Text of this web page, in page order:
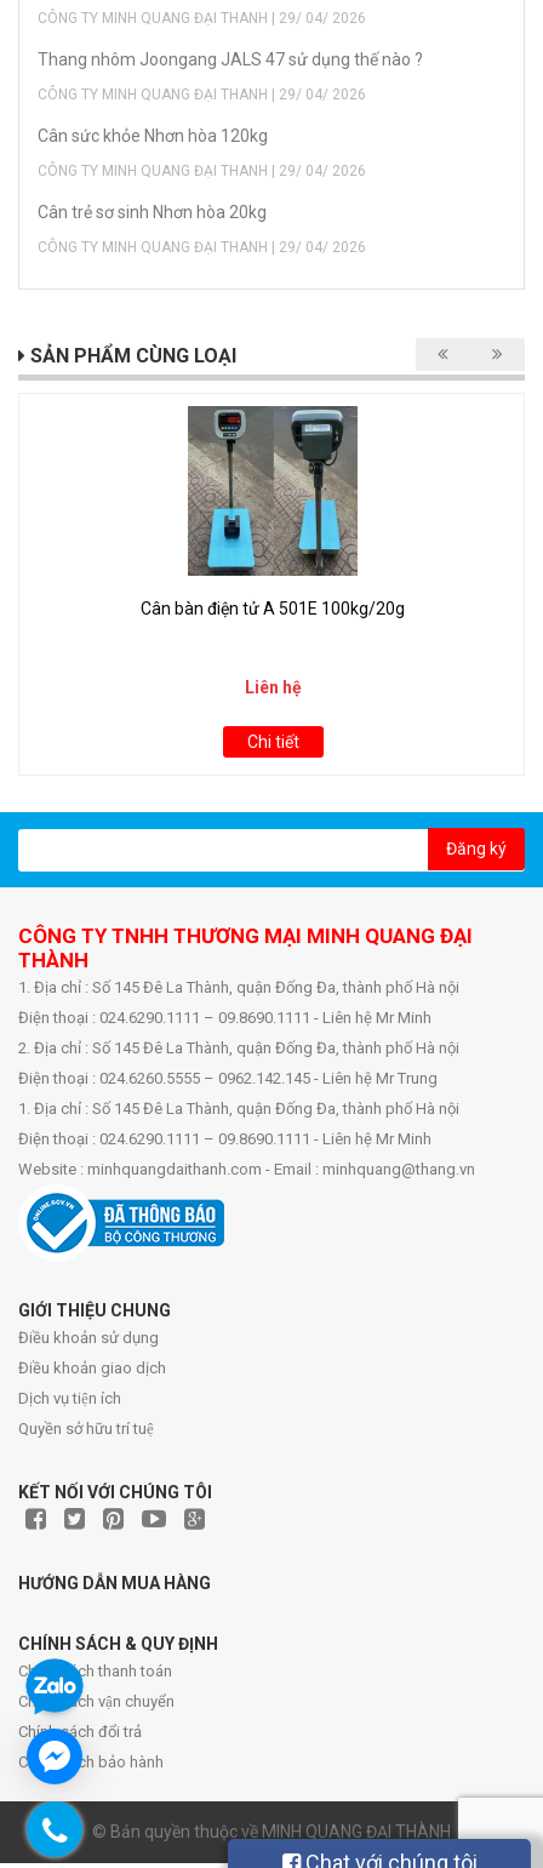
CÔNG TY MINH QUANG ĐẠI THANH | 29/ 04/ 2026
Thang nhôm Joongang JALS 47 sử dụng thế nào ?
CÔNG TY MINH QUANG ĐẠI THANH | 29/ 04/ 2026
Cân sức khỏe Nhơn hòa 120kg
CÔNG TY MINH QUANG ĐẠI THANH | 29/ 04/ 2026
Cân trẻ sơ sinh Nhơn hòa 20kg
CÔNG TY MINH QUANG ĐẠI THANH | 29/ 04/ 2026
SẢN PHẨM CÙNG LOẠI
Cân bàn điện tử A 501E 100kg/20g
Liên hệ
Chi tiết
Đăng ký
CÔNG TY TNHH THƯƠNG MẠI MINH QUANG ĐẠI
THÀNH
1. Địa chỉ : Số 145 Đê La Thành, quận Đống Đa, thành phố Hà nội
Điện thoại : 024.6290.1111 – 09.8690.1111 - Liên hệ Mr Minh
2. Địa chỉ : Số 145 Đê La Thành, quận Đống Đa, thành phố Hà nội
Điện thoại : 024.6260.5555 – 0962.142.145 - Liên hệ Mr Trung
1. Địa chỉ : Số 145 Đê La Thành, quận Đống Đa, thành phố Hà nội
Điện thoại : 024.6290.1111 – 09.8690.1111 - Liên hệ Mr Minh
Website : minhquangdaithanh.com - Email : minhquang@thang.vn
GIỚI THIỆU CHUNG
Điều khoản sử dụng
Điều khoản giao dịch
Dịch vụ tiện ích
Quyền sở hữu trí tuệ
KẾT NỐI VỚI CHÚNG TÔI
HƯỚNG DẪN MUA HÀNG
CHÍNH SÁCH & QUY ĐỊNH
Chính sách thanh toán
Chính sách vận chuyển
Chính sách đổi trả
Chính sách bảo hành
© Bản quyền thuộc về MINH QUANG ĐẠI THÀNH
Chat với chúng tôi